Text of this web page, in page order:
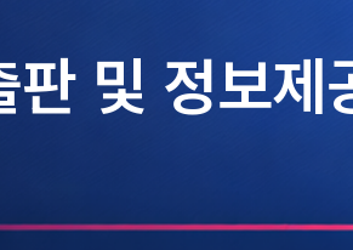
판 및 정보제